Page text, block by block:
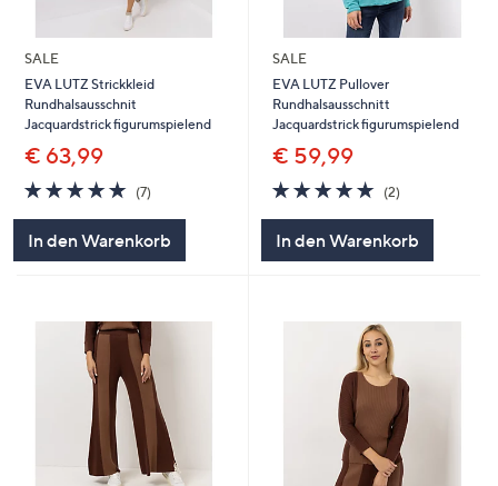
SALE
EVA LUTZ Strickkleid
Rundhalsausschnit
Jacquardstrick figurumspielend
€ 63,99
5.0
von
5
(7)
In den Warenkorb
SALE
EVA LUTZ Pullover
Rundhalsausschnitt
Jacquardstrick figurumspielend
€ 59,99
5.0
von
(2)2
In den Warenkorb